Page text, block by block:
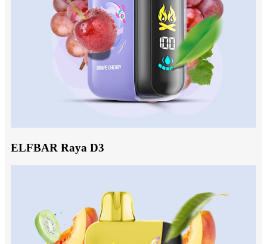
ELFBAR Raya D3